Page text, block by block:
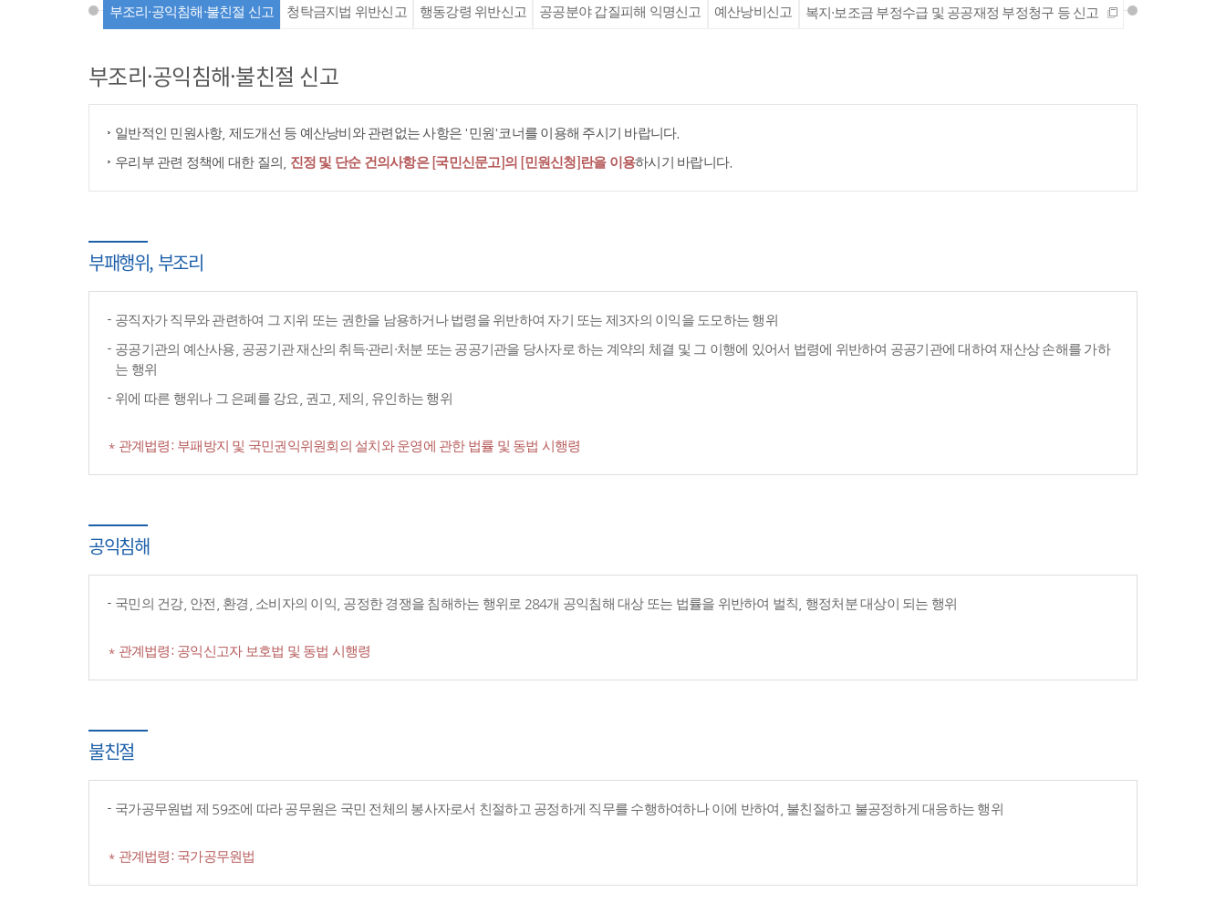
부조리·공익침해·불친절 신고 청탁금지법 위반신고 행동강령 위반신고 공공분야 갑질피해 익명신고 예산낭비신고 복지·보조금 부정수급 및 공공재정 부정청구 등 신고
부조리·공익침해·불친절 신고
일반적인 민원사항, 제도개선 등 예산낭비와 관련없는 사항은 '민원'코너를 이용해 주시기 바랍니다.
우리부 관련 정책에 대한 질의, 진정 및 단순 건의사항은 [국민신문고]의 [민원신청]란을 이용하시기 바랍니다.
부패행위, 부조리
공직자가 직무와 관련하여 그 지위 또는 권한을 남용하거나 법령을 위반하여 자기 또는 제3자의 이익을 도모하는 행위
공공기관의 예산사용, 공공기관 재산의 취득·관리·처분 또는 공공기관을 당사자로 하는 계약의 체결 및 그 이행에 있어서 법령에 위반하여 공공기관에 대하여 재산상 손해를 가하
는 행위
위에 따른 행위나 그 은폐를 강요, 권고, 제의, 유인하는 행위
* 관계법령: 부패방지 및 국민권익위원회의 설치와 운영에 관한 법률 및 동법 시행령
공익침해
국민의 건강, 안전, 환경, 소비자의 이익, 공정한 경쟁을 침해하는 행위로 284개 공익침해 대상 또는 법률을 위반하여 벌칙, 행정처분 대상이 되는 행위
* 관계법령: 공익신고자 보호법 및 동법 시행령
불친절
국가공무원법 제 59조에 따라 공무원은 국민 전체의 봉사자로서 친절하고 공정하게 직무를 수행하여하나 이에 반하여, 불친절하고 불공정하게 대응하는 행위
* 관계법령: 국가공무원법